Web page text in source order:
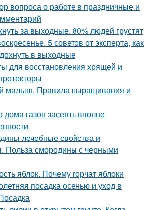
вопроса о работе в праздничные и
за выходные. 80% людей грустят
5 советов от эксперта, как
в выходные
для восстановления хрящей и
малыш. Правила выращивания и
дома газон засеять вполне
лечебные свойства и
Польза смородины с черными
яблок. Почему горчат яблоки
посадка осенью и уход в